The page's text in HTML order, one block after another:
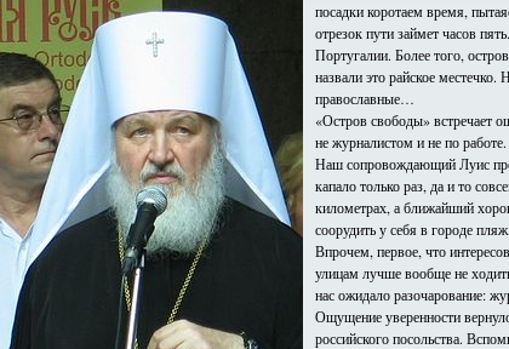
посадки коротаем время,
отрезок пути займет часов
Португалии. Более того,
назвали это райское
православные…
«Остров свободы» встречает
не журналистом и не по
Наш сопровождающий Луис
капало только раз, да и то
километрах, а ближайший
соорудить у себя в городе
Впрочем, первое, что
улицам лучше вообще не
нас ожидало разочарование:
Ощущение уверенности
российского посольства.